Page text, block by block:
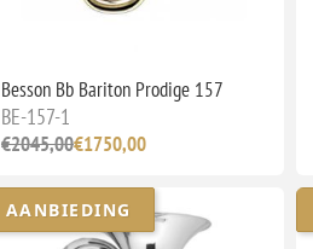
Besson Bb Bariton Prodige 157
BE-157-1
€2045,00€1750,00
AANBIEDING